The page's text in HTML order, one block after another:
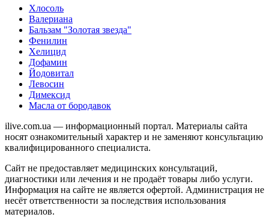
Хлосоль
Валериана
Бальзам "Золотая звезда"
Фенилин
Хелицид
Дофамин
Йодовитал
Левосин
Димексид
Масла от бородавок
ilive.com.ua — информационный портал. Материалы сайта
носят ознакомительный характер и не заменяют консультацию
квалифицированного специалиста.
Сайт не предоставляет медицинских консультаций,
диагностики или лечения и не продаёт товары либо услуги.
Информация на сайте не является офертой. Администрация не
несёт ответственности за последствия использования
материалов.